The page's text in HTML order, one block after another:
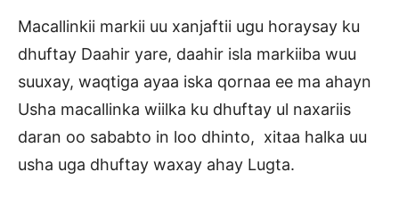
Macallinkii markii uu xanjaftii ugu horaysay ku
dhuftay Daahir yare, daahir isla markiiba wuu
suuxay, waqtiga ayaa iska qornaa ee ma ahayn
Usha macallinka wiilka ku dhuftay ul naxariis
daran oo sababto in loo dhinto, xitaa halka uu
usha uga dhuftay waxay ahay Lugta.